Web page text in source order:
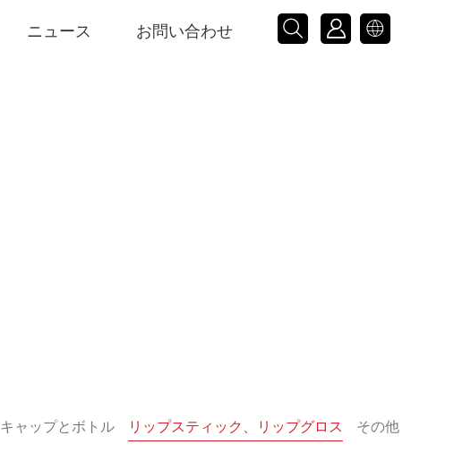
 

ニュース お問い合わせ
キャップとボトル リップスティック、リップグロス その他